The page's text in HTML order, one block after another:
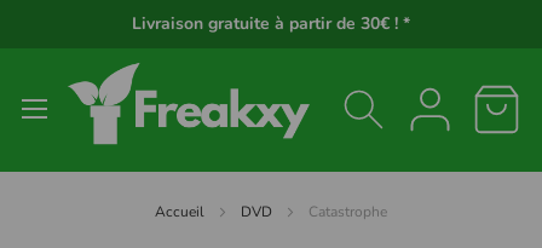
Livraison gratuite à partir de 30€ ! *
Accueil DVD Catastrophe
Panneau de gestion des cookies